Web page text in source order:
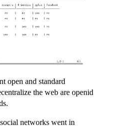
open and standard
the web are openid
networks went in